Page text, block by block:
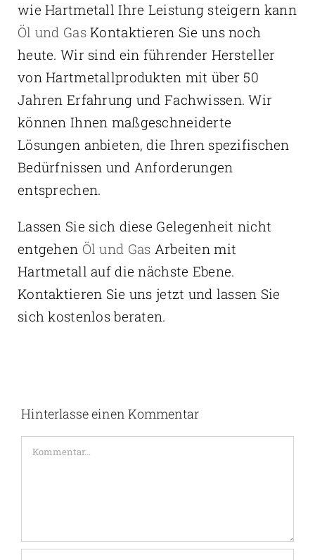
wie Hartmetall Ihre Leistung steigern kann
Öl und GasKontaktieren Sie uns noch
heute. Wir sind ein führender Hersteller
von Hartmetallprodukten mit über 50
Jahren Erfahrung und Fachwissen. Wir
können Ihnen maßgeschneiderte
Lösungen anbieten, die Ihren spezifischen
Bedürfnissen und Anforderungen
entsprechen.
Lassen Sie sich diese Gelegenheit nicht
entgehen Öl und Gas Arbeiten mit
Hartmetall auf die nächste Ebene.
Kontaktieren Sie uns jetzt und lassen Sie
sich kostenlos beraten.
Hinterlasse einen Kommentar
Kommentar